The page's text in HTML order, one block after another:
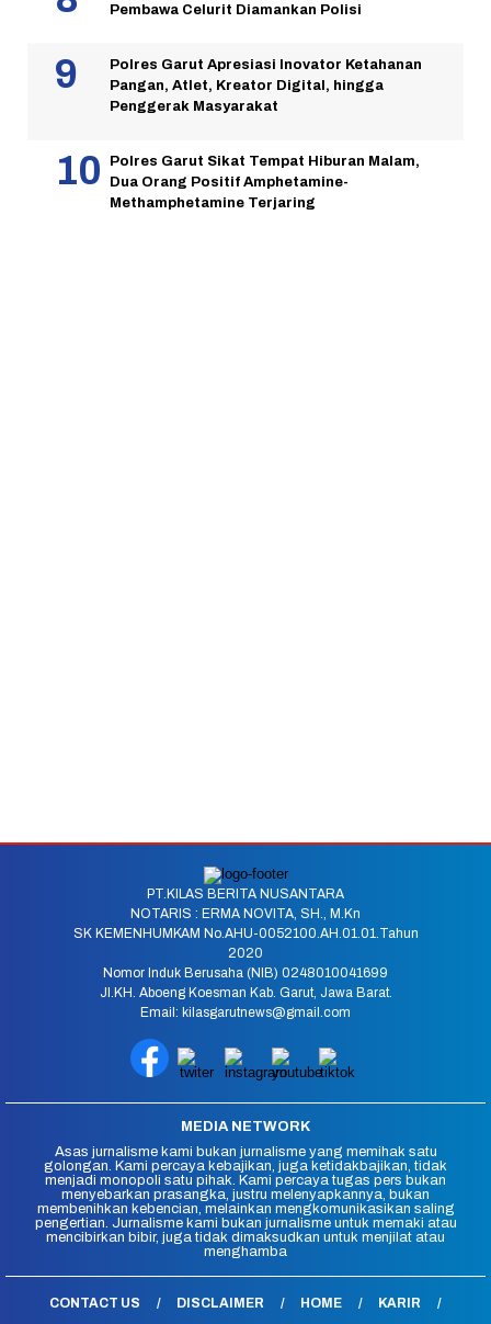
Pembawa Celurit Diamankan Polisi
Polres Garut Apresiasi Inovator Ketahanan
Pangan, Atlet, Kreator Digital, hingga
Penggerak Masyarakat
Polres Garut Sikat Tempat Hiburan Malam,
Dua Orang Positif Amphetamine-
Methamphetamine Terjaring
PT.KILAS BERITA NUSANTARA
NOTARIS : ERMA NOVITA, SH., M.Kn
SK KEMENHUMKAM No.AHU-0052100.AH.01.01.Tahun
2020
Nomor Induk Berusaha (NIB) 0248010041699
Jl.KH. Aboeng Koesman Kab. Garut, Jawa Barat.
Email: kilasgarutnews@gmail.com
MEDIA NETWORK
Asas jurnalisme kami bukan jurnalisme yang memihak satu
golongan. Kami percaya kebajikan, juga ketidakbajikan, tidak
menjadi monopoli satu pihak. Kami percaya tugas pers bukan
menyebarkan prasangka, justru melenyapkannya, bukan
membenihkan kebencian, melainkan mengkomunikasikan saling
pengertian. Jurnalisme kami bukan jurnalisme untuk memaki atau
mencibirkan bibir, juga tidak dimaksudkan untuk menjilat atau
menghamba
CONTACT US DISCLAIMER HOME KARIR